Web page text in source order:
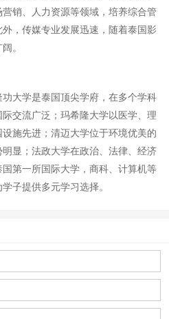
销、人力资源等领域，培养综合管
，传媒专业发展迅速，随着泰国影
。
大学是泰国顶尖学府，在多个学科
交流广泛；玛希隆大学以医学、理
施先进；清迈大学位于环境优美的
显；法政大学在政治、法律、经济
第一所国际大学，商科、计算机等
子提供多元学习选择。